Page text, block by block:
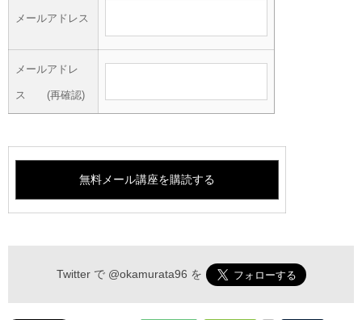
メールアドレス
メールアドレ
ス (再確認)
Twitter で @okamurata96 を